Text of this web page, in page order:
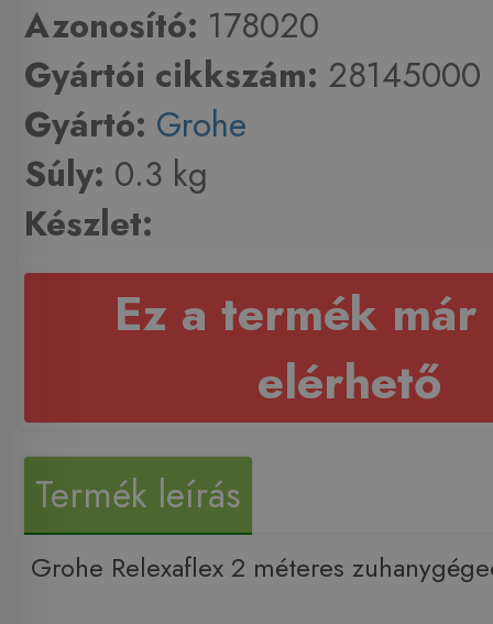
Azonosító: 178020
Gyártói cikkszám: 28145000
Gyártó: Grohe
Súly: 0.3 kg
Készlet:
Ez a termék már
elérhető
Termék leírás
Grohe Relexaflex 2 méteres